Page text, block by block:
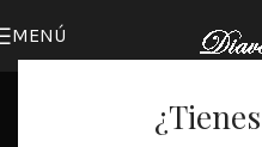
MENÚ